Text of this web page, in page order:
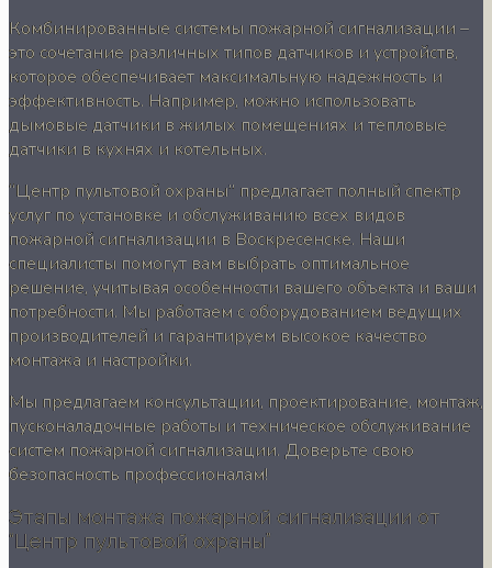
Комбинированные системы пожарной сигнализации –
это сочетание различных типов датчиков и устройств,
которое обеспечивает максимальную надежность и
эффективность. Например, можно использовать
дымовые датчики в жилых помещениях и тепловые
датчики в кухнях и котельных.
“Центр пультовой охраны” предлагает полный спектр
услуг по установке и обслуживанию всех видов
пожарной сигнализации в Воскресенске. Наши
специалисты помогут вам выбрать оптимальное
решение, учитывая особенности вашего объекта и ваши
потребности. Мы работаем с оборудованием ведущих
производителей и гарантируем высокое качество
монтажа и настройки.
Мы предлагаем консультации, проектирование, монтаж,
пусконаладочные работы и техническое обслуживание
систем пожарной сигнализации. Доверьте свою
безопасность профессионалам!
Этапы монтажа пожарной сигнализации от
“Центр пультовой охраны”